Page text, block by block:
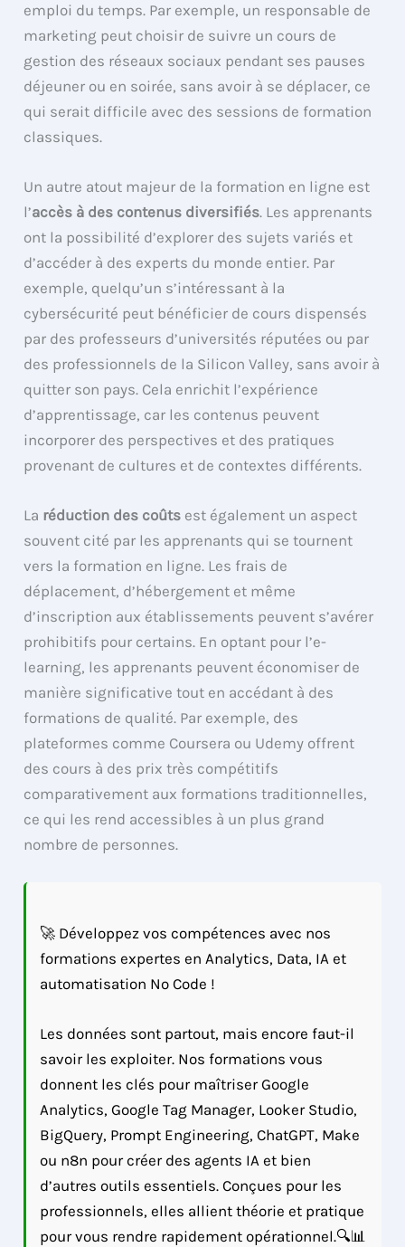
emploi du temps. Par exemple, un responsable de
marketing peut choisir de suivre un cours de
gestion des réseaux sociaux pendant ses pauses
déjeuner ou en soirée, sans avoir à se déplacer, ce
qui serait difficile avec des sessions de formation
classiques.
Un autre atout majeur de la formation en ligne est
l’accès à des contenus diversifiés. Les apprenants
ont la possibilité d’explorer des sujets variés et
d’accéder à des experts du monde entier. Par
exemple, quelqu’un s’intéressant à la
cybersécurité peut bénéficier de cours dispensés
par des professeurs d’universités réputées ou par
des professionnels de la Silicon Valley, sans avoir à
quitter son pays. Cela enrichit l’expérience
d’apprentissage, car les contenus peuvent
incorporer des perspectives et des pratiques
provenant de cultures et de contextes différents.
La réduction des coûts est également un aspect
souvent cité par les apprenants qui se tournent
vers la formation en ligne. Les frais de
déplacement, d’hébergement et même
d’inscription aux établissements peuvent s’avérer
prohibitifs pour certains. En optant pour l’e-
learning, les apprenants peuvent économiser de
manière significative tout en accédant à des
formations de qualité. Par exemple, des
plateformes comme Coursera ou Udemy offrent
des cours à des prix très compétitifs
comparativement aux formations traditionnelles,
ce qui les rend accessibles à un plus grand
nombre de personnes.
🚀 Développez vos compétences avec nos
formations expertes en Analytics, Data, IA et
automatisation No Code !
Les données sont partout, mais encore faut-il
savoir les exploiter. Nos formations vous
donnent les clés pour maîtriser Google
Analytics, Google Tag Manager, Looker Studio,
BigQuery, Prompt Engineering, ChatGPT, Make
ou n8n pour créer des agents IA et bien
d’autres outils essentiels. Conçues pour les
professionnels, elles allient théorie et pratique
pour vous rendre rapidement opérationnel.🔍📊